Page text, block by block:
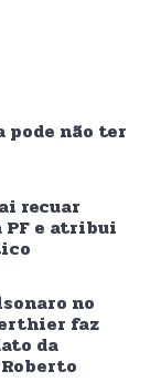
pode não ter
recuar
PF e atribui
no
faz
da